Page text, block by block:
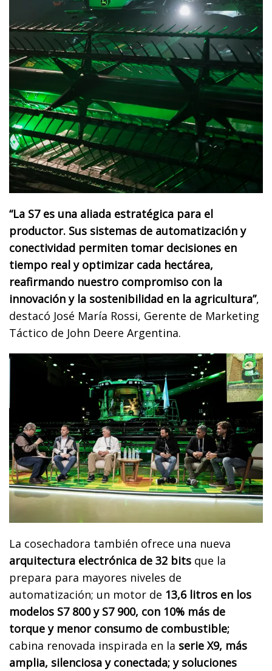
“La S7 es una aliada estratégica para el
productor. Sus sistemas de automatización y
conectividad permiten tomar decisiones en
tiempo real y optimizar cada hectárea,
reafirmando nuestro compromiso con la
innovación y la sostenibilidad en la agricultura”,
destacó José María Rossi, Gerente de Marketing
Táctico de John Deere Argentina.
La cosechadora también ofrece una nueva
arquitectura electrónica de 32 bits que la
prepara para mayores niveles de
automatización; un motor de 13,6 litros en los
modelos S7 800 y S7 900, con 10% más de
torque y menor consumo de combustible;
cabina renovada inspirada en la serie X9, más
amplia, silenciosa y conectada; y soluciones